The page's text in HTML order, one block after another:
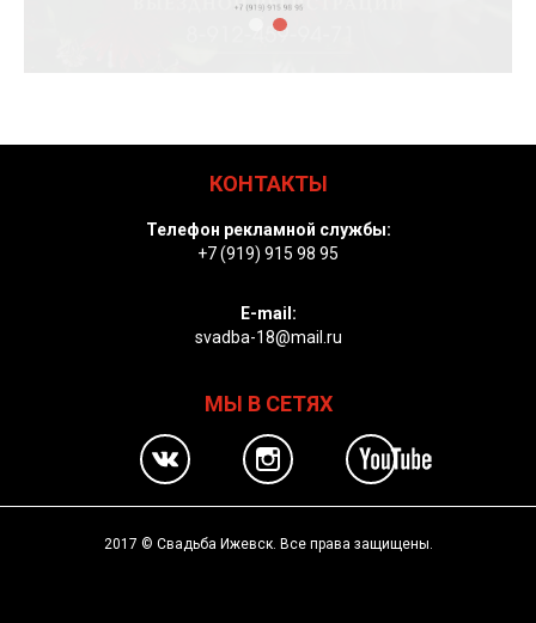
КОНТАКТЫ
Телефон рекламной службы:
+7 (919) 915 98 95
E-mail:
svadba-18@mail.ru
МЫ В СЕТЯХ
2017 © Свадьба Ижевск. Все права защищены.